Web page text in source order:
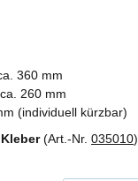
360 mm
ca. 260 mm
(individuell kürzbar)
(Art.-Nr. 035010)